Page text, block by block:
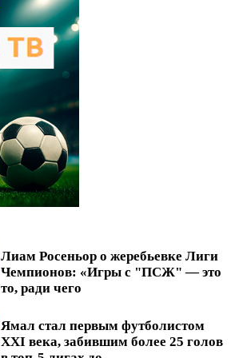
Лиам Росеньор о жеребьевке Лиги
Чемпионов: «Игры с "ПСЖ" — это
то, ради чего
Ямал стал первым футболистом
XXI века, забившим более 25 голов